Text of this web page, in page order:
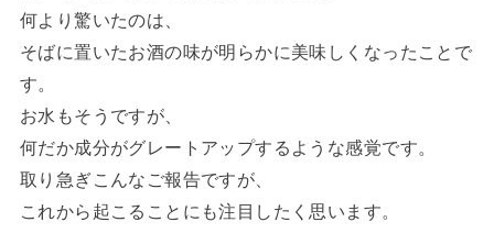
何より驚いたのは、
そばに置いたお酒の味が明らかに美味しくなったことで
す。
お水もそうですが、
何だか成分がグレートアップするような感覚です。
取り急ぎこんなご報告ですが、
これから起こることにも注目したく思います。